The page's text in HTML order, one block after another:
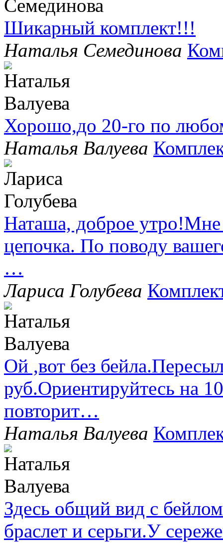
Шикарный комплект!!!
Наталья Семединова
Хорошо,до 20-го по
Наталья Валуева
Наташа, доброе утро!Мне
цепочка. По поводу
…
Лариса Голубева
Ой ,вот без
руб.Ориентируйтесь на
повторит…
Наталья Валуева
Здесь общий вид с
браслет и серьги.У